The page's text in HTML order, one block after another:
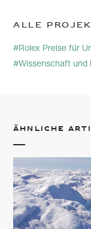
Alle
#Rolex Preise für
#Wissenschaft und
Ähnliche